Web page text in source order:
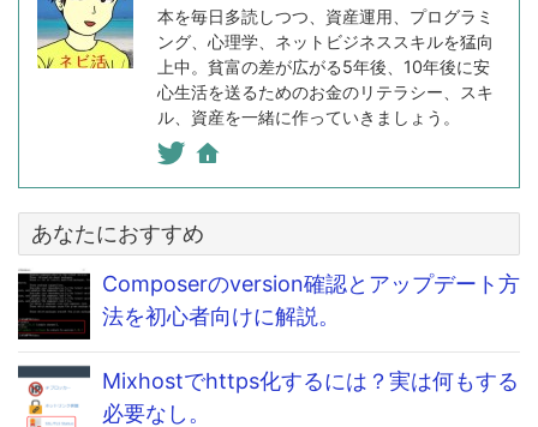
本を毎日多読しつつ、資産運用、プログラミ
ング、心理学、ネットビジネススキルを猛向
上中。貧富の差が広がる5年後、10年後に安
心生活を送るためのお金のリテラシー、スキ
ル、資産を一緒に作っていきましょう。
あなたにおすすめ
Composerのversion確認とアップデート方
法を初心者向けに解説。
Mixhostでhttps化するには？実は何もする
必要なし。